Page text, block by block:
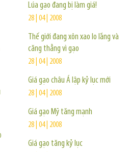
Lúa gạo đang bị làm giá!
28 | 04 | 2008
Thế giới đang xôn xao lo lắng và
căng thẳng vì gạo
28 | 04 | 2008
Giá gạo châu Á lập kỷ lục mới
28 | 04 | 2008
Giá gạo Mỹ tăng mạnh
28 | 04 | 2008
Giá gạo tăng kỷ lục